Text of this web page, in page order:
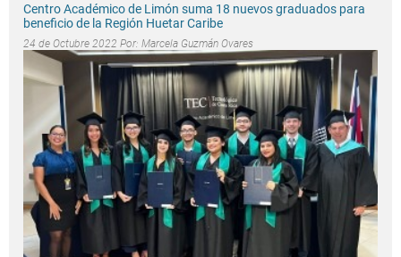
Centro Académico de Limón suma 18 nuevos graduados para
beneficio de la Región Huetar Caribe
24 de Octubre 2022 Por: Marcela Guzmán Ovares